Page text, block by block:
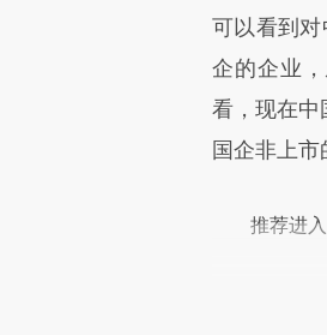
可以看到
企的企业
看，现在
国企非上市
推荐进入